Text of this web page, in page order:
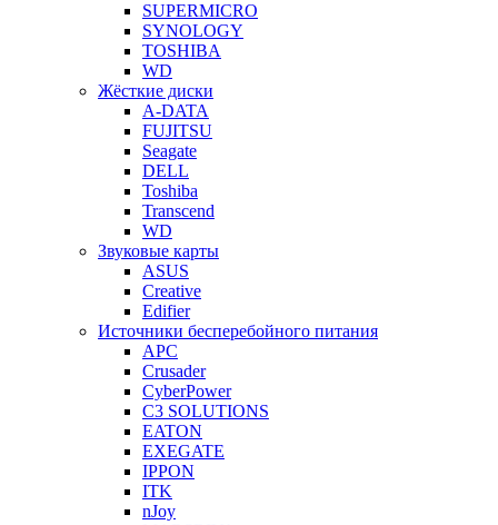
SUPERMICRO
SYNOLOGY
TOSHIBA
WD
Жёсткие диски
A-DATA
FUJITSU
Seagate
DELL
Toshiba
Transcend
WD
Звуковые карты
ASUS
Creative
Edifier
Источники бесперебойного питания
APC
Crusader
CyberPower
C3 SOLUTIONS
EATON
EXEGATE
IPPON
ITK
nJoy